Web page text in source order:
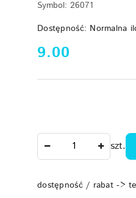
Symbol: 26071
Dostępność: Normalna
cena:
9.00
szt.
dostępność / rabat ->